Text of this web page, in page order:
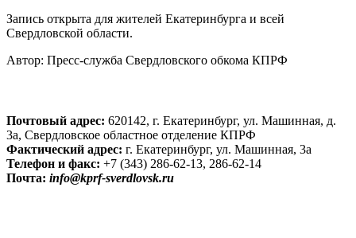
Запись открыта для жителей Екатеринбурга и всей
Свердловской области.
Автор: Пресс-служба Свердловского обкома КПРФ
Почтовый адрес: 620142, г. Екатеринбург, ул. Машинная, д.
3а, Свердловское областное отделение КПРФ
Фактический адрес: г. Екатеринбург, ул. Машинная, 3а
Телефон и факс: +7 (343) 286-62-13, 286-62-14
Почта: info@kprf-sverdlovsk.ru